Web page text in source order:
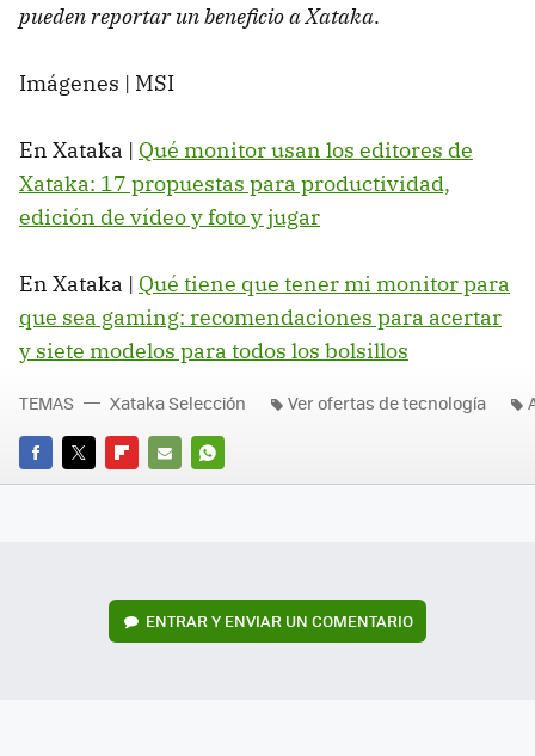
pueden reportar un beneficio a Xataka.
Imágenes | MSI
En Xataka | Qué monitor usan los editores de
Xataka: 17 propuestas para productividad,
edición de vídeo y foto y jugar
En Xataka | Qué tiene que tener mi monitor para
que sea gaming: recomendaciones para acertar
y siete modelos para todos los bolsillos
FACEBOOK
TWITTERFLIPBOARD
E-
WHATSAPP
TEMAS Xataka Selección Ver ofertas de tecnología
ENTRAR Y ENVIAR UN COMENTARIO